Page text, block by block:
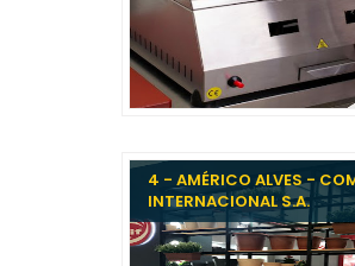
4 - AMÉRICO ALVES -
INTERNACIONAL S.A.